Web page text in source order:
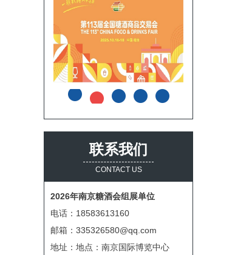
联系我们
CONTACT US
2026年南京糖酒会组展单位
电话：18583613160
邮箱：335326580@qq.com
地址：地点：南京国际博览中心